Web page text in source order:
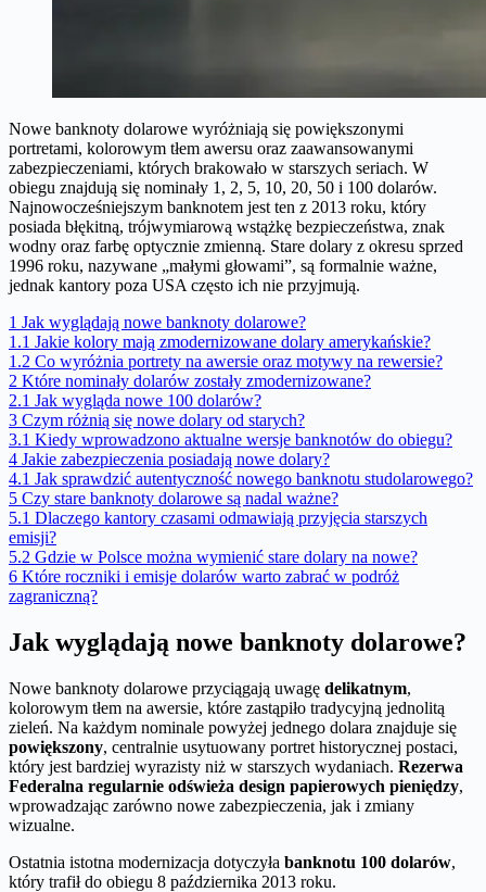
Nowe banknoty dolarowe wyróżniają się powiększonymi
portretami, kolorowym tłem awersu oraz zaawansowanymi
zabezpieczeniami, których brakowało w starszych seriach. W
obiegu znajdują się nominały 1, 2, 5, 10, 20, 50 i 100 dolarów.
Najnowocześniejszym banknotem jest ten z 2013 roku, który
posiada błękitną, trójwymiarową wstążkę bezpieczeństwa, znak
wodny oraz farbę optycznie zmienną. Stare dolary z okresu sprzed
1996 roku, nazywane „małymi głowami”, są formalnie ważne,
jednak kantory poza USA często ich nie przyjmują.
1 Jak wyglądają nowe banknoty dolarowe?
1.1 Jakie kolory mają zmodernizowane dolary amerykańskie?
1.2 Co wyróżnia portrety na awersie oraz motywy na rewersie?
2 Które nominały dolarów zostały zmodernizowane?
2.1 Jak wygląda nowe 100 dolarów?
3 Czym różnią się nowe dolary od starych?
3.1 Kiedy wprowadzono aktualne wersje banknotów do obiegu?
4 Jakie zabezpieczenia posiadają nowe dolary?
4.1 Jak sprawdzić autentyczność nowego banknotu studolarowego?
5 Czy stare banknoty dolarowe są nadal ważne?
5.1 Dlaczego kantory czasami odmawiają przyjęcia starszych
emisji?
5.2 Gdzie w Polsce można wymienić stare dolary na nowe?
6 Które roczniki i emisje dolarów warto zabrać w podróż
zagraniczną?
Jak wyglądają nowe banknoty dolarowe?
Nowe banknoty dolarowe przyciągają uwagę delikatnym,
kolorowym tłem na awersie, które zastąpiło tradycyjną jednolitą
zieleń. Na każdym nominale powyżej jednego dolara znajduje się
powiększony, centralnie usytuowany portret historycznej postaci,
który jest bardziej wyrazisty niż w starszych wydaniach. Rezerwa
Federalna regularnie odświeża design papierowych pieniędzy,
wprowadzając zarówno nowe zabezpieczenia, jak i zmiany
wizualne.
Ostatnia istotna modernizacja dotyczyła banknotu 100 dolarów,
który trafił do obiegu 8 października 2013 roku.